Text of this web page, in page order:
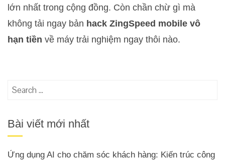
lớn nhất trong cộng đồng. Còn chần chừ gì mà
không tải ngay bản hack ZingSpeed mobile vô
hạn tiền về máy trải nghiệm ngay thôi nào.
Search
Bài viết mới nhất
Ứng dụng AI cho chăm sóc khách hàng: Kiến trúc công